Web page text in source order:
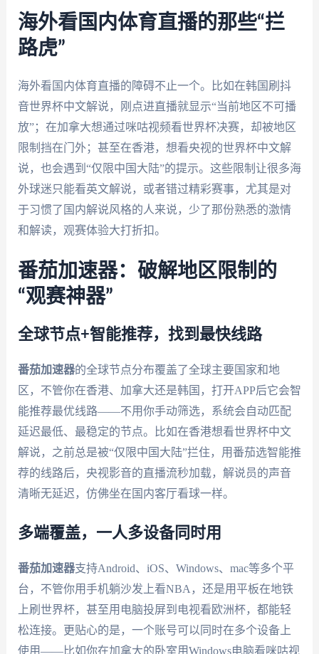
海外看国内体育直播的那些“拦
路虎”
海外看国内体育直播的障碍不止一个。比如在韩国刷抖
音世界杯中文解说，刚点进直播就显示“当前地区不可播
放”；在加拿大想通过咪咕视频看世界杯决赛，却被地区
限制挡在门外；甚至在香港，想看央视的世界杯中文解
说，也会遇到“仅限中国大陆”的提示。这些限制让很多海
外球迷只能看英文解说，或者错过精彩赛事，尤其是对
于习惯了国内解说风格的人来说，少了那份熟悉的激情
和解读，观赛体验大打折扣。
番茄加速器：破解地区限制的
“观赛神器”
全球节点+智能推荐，找到最快线路
番茄加速器的全球节点分布覆盖了全球主要国家和地
区，不管你在香港、加拿大还是韩国，打开APP后它会智
能推荐最优线路——不用你手动筛选，系统会自动匹配
延迟最低、最稳定的节点。比如在香港想看世界杯中文
解说，之前总是被“仅限中国大陆”拦住，用番茄选智能推
荐的线路后，央视影音的直播流秒加载，解说员的声音
清晰无延迟，仿佛坐在国内客厅看球一样。
多端覆盖，一人多设备同时用
番茄加速器支持Android、iOS、Windows、mac等多个平
台，不管你用手机躺沙发上看NBA，还是用平板在地铁
上刷世界杯，甚至用电脑投屏到电视看欧洲杯，都能轻
松连接。更贴心的是，一个账号可以同时在多个设备上
使用——比如你在加拿大的卧室用Windows电脑看咪咕视